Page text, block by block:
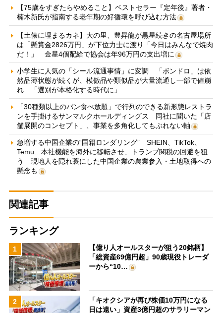
【75歳をすぎたらやめること】ベストセラー『定年後』著者・
楠木新氏が指南する老年期の好循環を呼び込む方法
【土俵に埋まるカネ】大の里、豊昇龍が黒星続きの名古屋場所
は「懸賞金2826万円」が下位力士に渡り「今日はみんなで焼肉
だ！」 金星4個配給で協会は年96万円の支出増に
小学生に人気の「シール流通事情」に変調 「ボンドロ」は依
然品薄状態が続くが、模倣品や類似品が大量流通し一部で値崩
れ 「選別が本格化する時代に」
「30種類以上のパン食べ放題」で行列のできる新形態レストラ
ンを手掛けるサンマルクホールディングス 同社に聞いた「店
舗展開のコンセプト」、事業を多角化してもぶれない軸
急増する中国企業の“国籍ロンダリング” SHEIN、TikTok、
Temu…本社機能を海外に移転させ、トランプ関税の回避を狙
う 現地人を隠れ蓑にした中国企業の農業参入・土地取得への
懸念も
関連記事
ランキング
1
【億り人オールスターが狙う20銘柄】
「総資産69億円超」90歳現役トレーダ
ーから“10…
2
「キオクシアが再び株価10万円になる
日は遠い」資産3億円超のサラリーマン